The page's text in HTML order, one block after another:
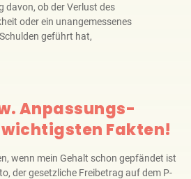
davon, ob der Verlust des
oder ein unangemessenes
geführt hat,
Anpassungs­
Fakten!
wenn mein Gehalt schon gepfändet ist
der gesetzliche Freibetrag auf dem P-